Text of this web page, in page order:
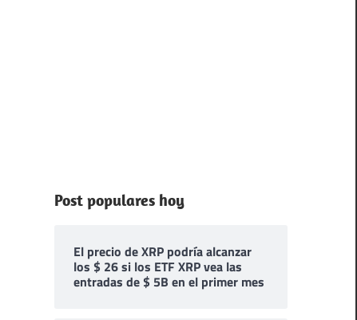
Post populares hoy
El precio de XRP podría alcanzar
los $ 26 si los ETF XRP vea las
entradas de $ 5B en el primer mes